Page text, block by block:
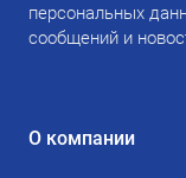
персональных
сообщений и
О компании